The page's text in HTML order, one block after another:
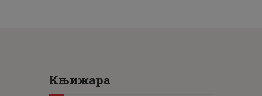
Књижара